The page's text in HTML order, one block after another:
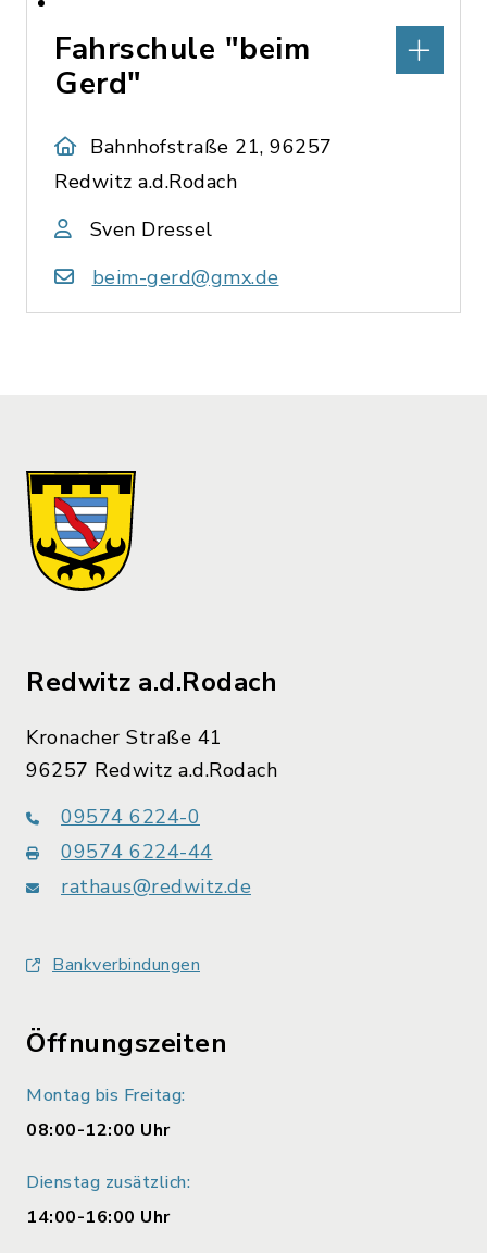
Fahrschule "beim
Gerd"
Bahnhofstraße 21, 96257
Redwitz a.d.Rodach
Sven Dressel
beim-gerd@gmx.de
Redwitz a.d.Rodach
Kronacher Straße 41
96257 Redwitz a.d.Rodach
09574 6224-0
09574 6224-44
rathaus@redwitz.de
Bankverbindungen
Öffnungszeiten
Montag bis Freitag:
08:00-12:00 Uhr
Dienstag zusätzlich:
14:00-16:00 Uhr